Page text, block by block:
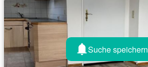
Suche speichern